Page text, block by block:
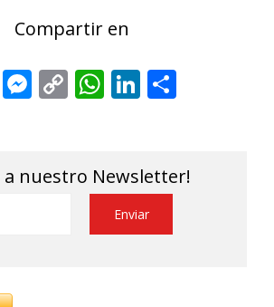
Compartir en
Facebook
Messenger
CopyWhatsApp
LinkedIn
a nuestro Newsletter!